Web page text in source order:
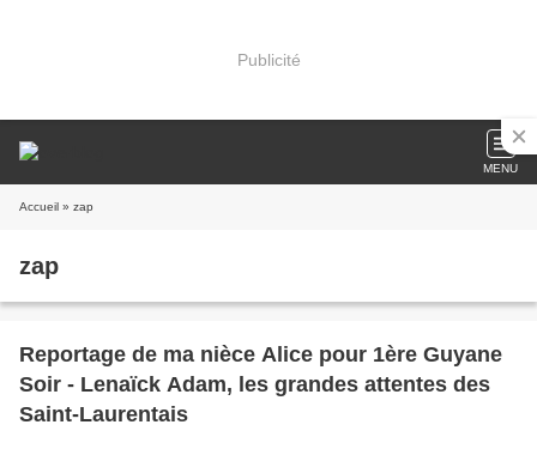
Publicité
MENU
Accueil » zap
zap
Reportage de ma nièce Alice pour 1ère Guyane
Soir - Lenaïck Adam, les grandes attentes des
Saint-Laurentais